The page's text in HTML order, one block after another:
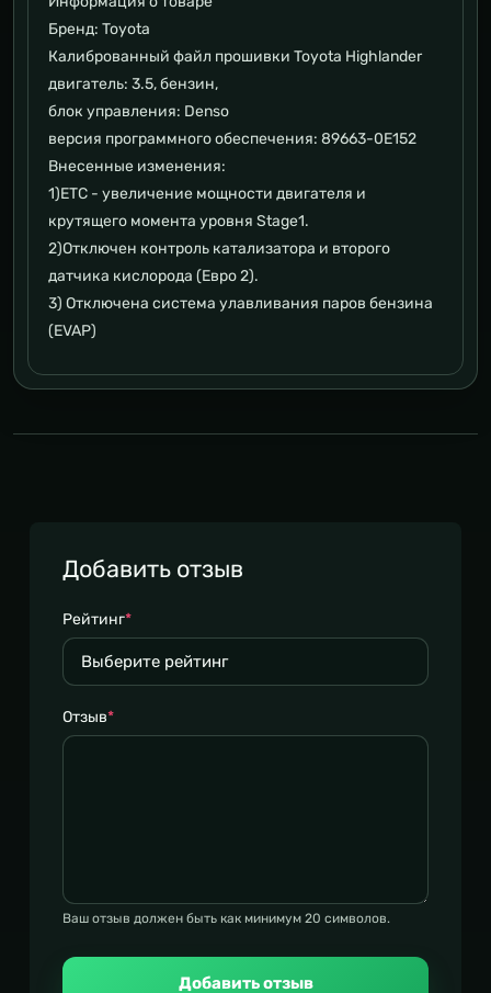
Бренд: Toyota
Калиброванный файл прошивки Toyota Highlander
двигатель: 3.5, бензин,
блок управления: Denso
версия программного обеспечения: 89663-0E152
Внесенные изменения:
1)ETC - увеличение мощности двигателя и
крутящего момента уровня Stage1.
2)Отключен контроль катализатора и второго
датчика кислорода (Евро 2).
3) Отключена система улавливания паров бензина
(EVAP)
Добавить отзыв
Рейтинг*
Отзыв*
Ваш отзыв должен быть как минимум 20 символов.
Добавить отзыв